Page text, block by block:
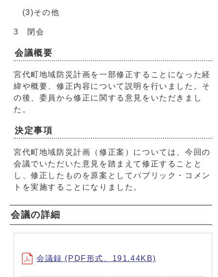
(3)その他
3 閉会
会議概要
宮代町地域防災計画を一部修正することになった経
緯や概要、修正内容について説明を行いました。そ
の後、委員から修正に関する意見をいただきまし
た。
決定事項
宮代町地域防災計画（修正案）については、今回の
会議でいただいた意見を踏まえて修正することと
し、修正したものを原案としてパブリック・コメン
トを実施することになりました。
会議の詳細
会議録 (PDF形式、191.44KB)